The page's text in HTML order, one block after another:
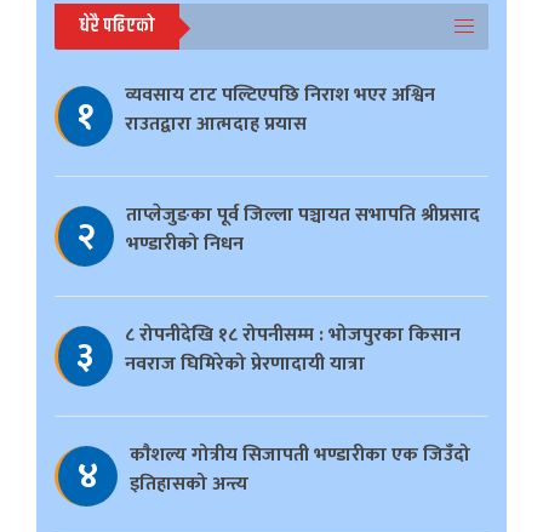
धेरै पढिएको
१
व्यवसाय टाट पल्टिएपछि निराश भएर अश्विन
राउतद्वारा आत्मदाह प्रयास
२
ताप्लेजुङका पूर्व जिल्ला पञ्चायत सभापति श्रीप्रसाद
भण्डारीको निधन
३
८ रोपनीदेखि १८ रोपनीसम्म : भोजपुरका किसान
नवराज घिमिरेको प्रेरणादायी यात्रा
४
काैशल्य गोत्रीय सिजापती भण्डारीका एक जिउँदो
इतिहासको अन्त्य